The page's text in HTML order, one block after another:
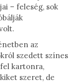
– feleség, sok
az
szedett színes
kartonra,
szeret, de